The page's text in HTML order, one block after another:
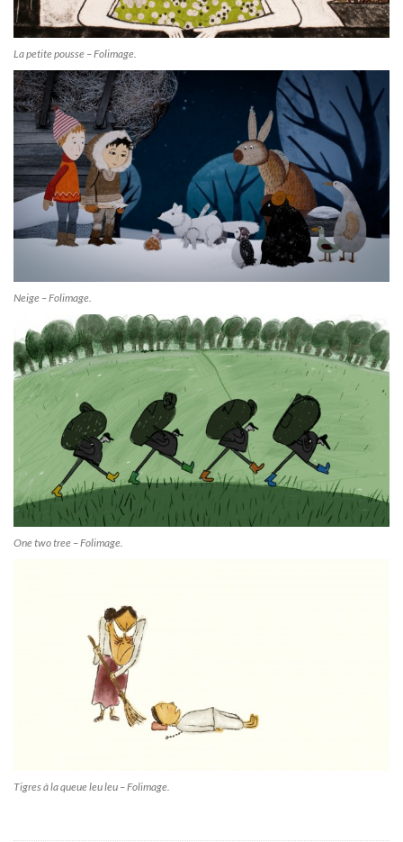
La petite pousse – Folimage.
Neige – Folimage.
One two tree – Folimage.
Tigres à la queue leu leu – Folimage.